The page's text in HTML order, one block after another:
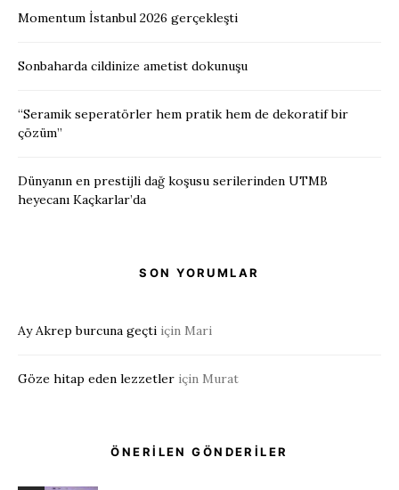
Momentum İstanbul 2026 gerçekleşti
Sonbaharda cildinize ametist dokunuşu
“Seramik seperatörler hem pratik hem de dekoratif bir
çözüm”
Dünyanın en prestijli dağ koşusu serilerinden UTMB
heyecanı Kaçkarlar’da
SON YORUMLAR
Ay Akrep burcuna geçti için Mari
Göze hitap eden lezzetler için Murat
ÖNERİLEN GÖNDERİLER